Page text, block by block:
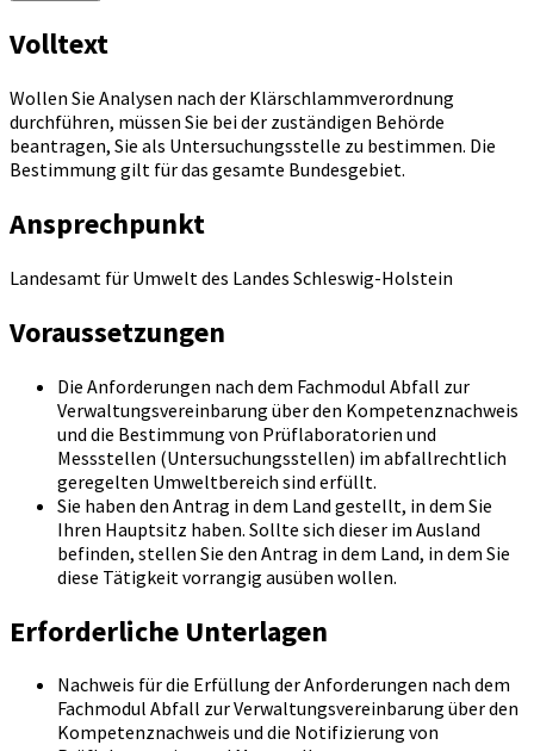
Volltext
Wollen Sie Analysen nach der Klärschlammverordnung
durchführen, müssen Sie bei der zuständigen Behörde
beantragen, Sie als Untersuchungsstelle zu bestimmen. Die
Bestimmung gilt für das gesamte Bundesgebiet.
Ansprechpunkt
Landesamt für Umwelt des Landes Schleswig-Holstein
Voraussetzungen
Die Anforderungen nach dem Fachmodul Abfall zur
Verwaltungsvereinbarung über den Kompetenznachweis
und die Bestimmung von Prüflaboratorien und
Messstellen (Untersuchungsstellen) im abfallrechtlich
geregelten Umweltbereich sind erfüllt.
Sie haben den Antrag in dem Land gestellt, in dem Sie
Ihren Hauptsitz haben. Sollte sich dieser im Ausland
befinden, stellen Sie den Antrag in dem Land, in dem Sie
diese Tätigkeit vorrangig ausüben wollen.
Erforderliche Unterlagen
Nachweis für die Erfüllung der Anforderungen nach dem
Fachmodul Abfall zur Verwaltungsvereinbarung über den
Kompetenznachweis und die Notifizierung von